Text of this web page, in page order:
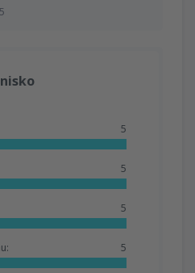
5
5
5
5